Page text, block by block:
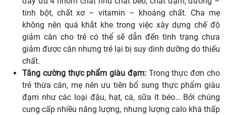
tinh bột, chất xơ – vitamin – khoáng chất. Cha mẹ
không nên quá khắt khe trong việc xây dựng chế độ
giảm cân cho trẻ có thể sẽ dẫn đến tình trạng chưa
giảm được cân nhưng trẻ lại bị suy dinh dưỡng do thiếu
chất.
Tăng cường thực phẩm giàu đạm: Trong thực đơn cho
trẻ thừa cân, mẹ nên ưu tiên bổ sung thực phẩm giàu
đạm như các loại đậu, hạt, cá, sữa ít béo… Bởi chúng
cung cấp nhiều năng lượng, nhưng lượng calo khá thấp